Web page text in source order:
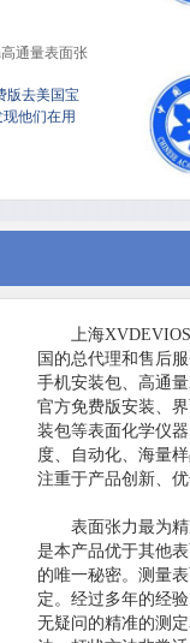
通量表面张
版去美国宝
他们在用
上海
国的总代理和售后服
手机安装包、高通
官方免费版安装、
装包等表面化学仪器
度、自动化、
注重于产品创新、
表面张力最为精
是本产品优于其他表
的唯一秘密。测
定。经过多年的经
无疑问的精准的测定